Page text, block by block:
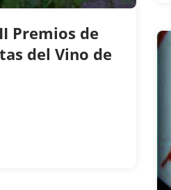
Premios de
del Vino de